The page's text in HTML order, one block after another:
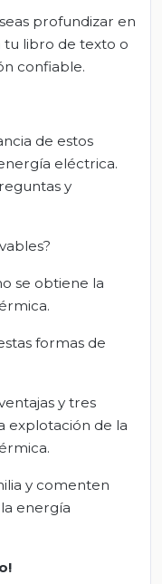
profundizar en
tu libro de texto o
confiable.
de estos
eléctrica.
y
se obtiene la
formas de
y tres
explotación de la
y comenten
energía